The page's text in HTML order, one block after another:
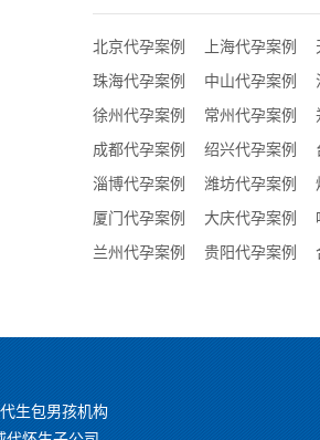
北京代孕案例 上海代孕案例
珠海代孕案例
中山代孕案例
徐州代孕案例
常州代孕案例
成都代孕案例
绍兴代孕案例
淄博代孕案例
潍坊代孕案例
厦门代孕案例
大庆代孕案例
兰州代孕案例
贵阳代孕案例
生包男孩机构